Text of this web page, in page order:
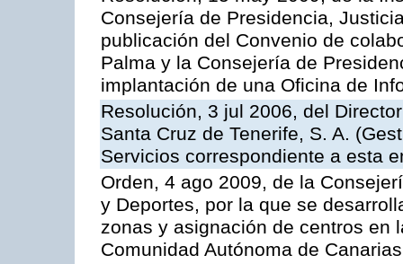
Consejería de Presidencia,
publicación del Convenio de
Palma y la Consejería de
implantación de una Oficina de
Resolución, 3 jul 2006, del
Santa Cruz de Tenerife, S. A.
Servicios correspondiente a esta
Orden, 4 ago 2009, de la
y Deportes, por la que se
zonas y asignación de centros en
Comunidad Autónoma de Canarias